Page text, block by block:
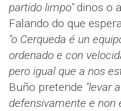
partido limpo"dinos o
Falando do que
"o Cerqueda é un
ordenado e con
pero igual que a nos
Buño pretende "levar
defensivamente e non